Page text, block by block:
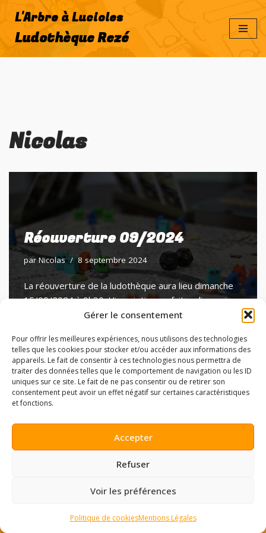
Gérer le consentement
Pour offrir les meilleures expériences, nous utilisons des technologies
telles que les cookies pour stocker et/ou accéder aux informations des
appareils. Le fait de consentir à ces technologies nous permettra de
traiter des données telles que le comportement de navigation ou les ID
uniques sur ce site. Le fait de ne pas consentir ou de retirer son
consentement peut avoir un effet négatif sur certaines caractéristiques
et fonctions.
Accepter
Refuser
Voir les préférences
Politique de cookiesMentions Légales
Aller
contenu
L'Arbre à Lucioles
Ludothèque Rezé
Nicolas
Réouverture 09/2024
parNicolas 8 septembre 2024
La réouverture de la ludothèque aura lieu dimanche
15/09/2024 à 9h30. L’inscription se fait en ligne via
helloasso. Les horaires pour l’année 2024-2025
| Propulsé parWordPress